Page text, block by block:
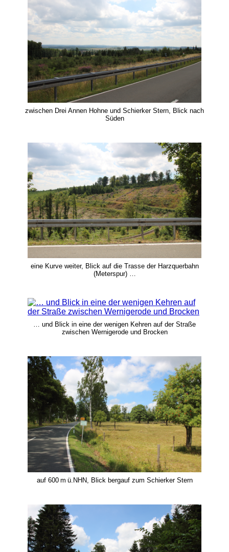
zwischen Drei Annen Hohne und Schierker Stern, Blick nach
Süden
eine Kurve weiter, Blick auf die Trasse der Harzquerbahn
(Meterspur) …
… und Blick in eine der wenigen Kehren auf der Straße
zwischen Wernigerode und Brocken
auf 600 m ü.NHN, Blick bergauf zum Schierker Stern